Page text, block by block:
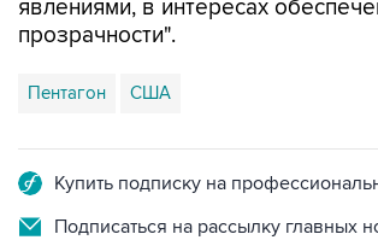
явлениями, в интересах
прозрачности".
Пентагон США
Купить подписку на
Подписаться на рассылку главных